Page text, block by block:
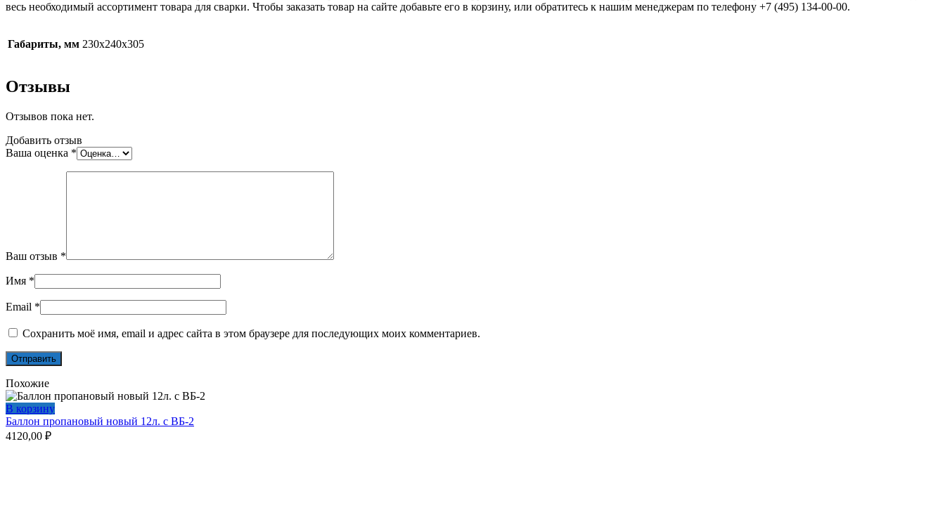
весь необходимый ассортимент товара для сварки. Чтобы заказать товар на сайте добавьте его в корзину, или обратитесь к нашим менеджерам по телефону +7 (495) 134-00-00.
Габариты, мм 230х240х305
Отзывы
Отзывов пока нет.
Добавить отзыв
Ваша оценка *
Ваш отзыв *
Имя *
Email *
Сохранить моё имя, email и адрес сайта в этом браузере для последующих моих комментариев.
Похожие
В корзину
Баллон пропановый новый 12л. с ВБ-2
4120,00 ₽